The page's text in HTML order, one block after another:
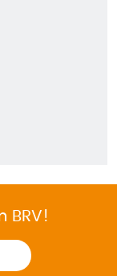
BRV!